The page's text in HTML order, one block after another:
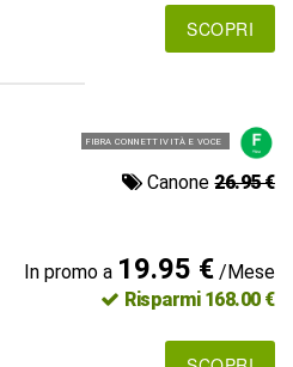
SCOPRI
FIBRA CONNETTIVITÀ E VOCE
Canone26.95 €
In promo a 19.95 €/Mese
Risparmi 168.00 €